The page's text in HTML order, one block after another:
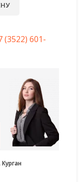
(3522) 601-